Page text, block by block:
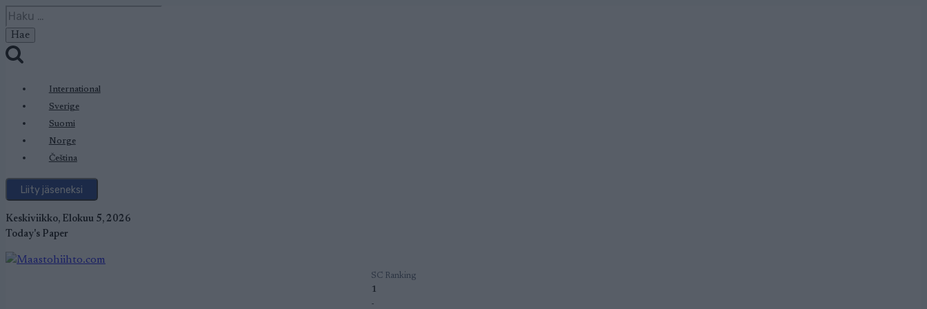
Siirry
sisältöön
Haku:
International
Sverige
Suomi
Norge
Čeština
Liity jäseneksi
Keskiviikko, Elokuu 5, 2026
Today's Paper
SC Ranking
1
-